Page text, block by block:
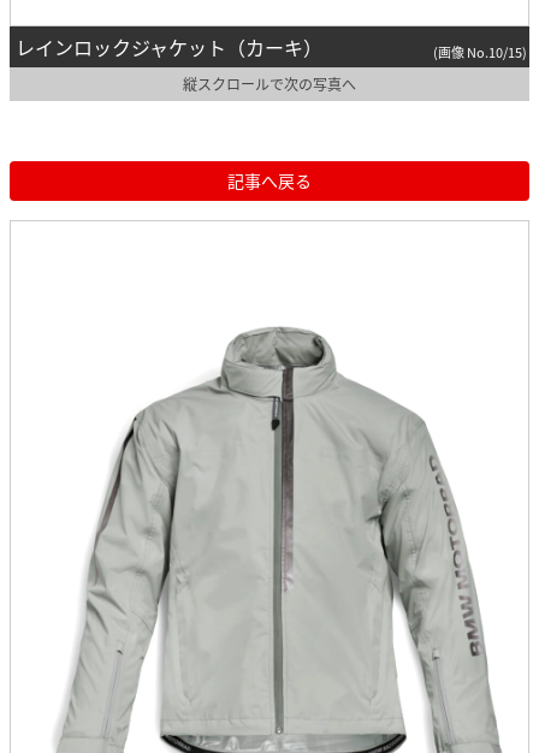
レインロックジャケット（カーキ） (画像 No.10/15)
縦スクロールで次の写真へ
記事へ戻る